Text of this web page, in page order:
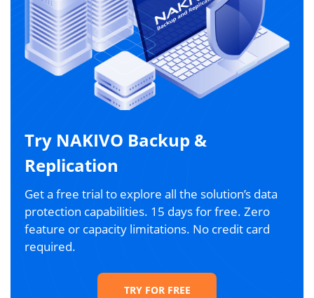
Try NAKIVO Backup &
Replication
Get a free trial to explore all the solution’s data
protection capabilities. 15 days for free. Zero
feature or capacity limitations. No credit card
required.
TRY FOR FREE